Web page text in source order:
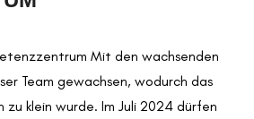
Mit den wachsenden
Team gewachsen, wodurch das
zu klein wurde. Im Juli 2024 dürfen